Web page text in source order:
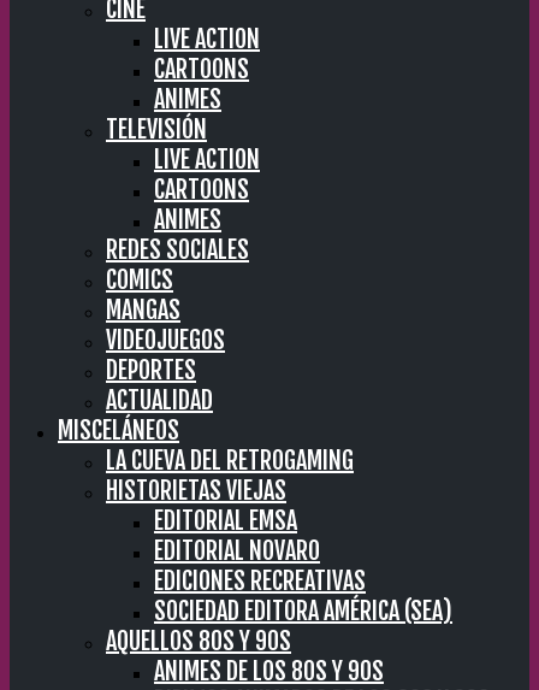
CINE
LIVE ACTION
CARTOONS
ANIMES
TELEVISIÓN
LIVE ACTION
CARTOONS
ANIMES
REDES SOCIALES
COMICS
MANGAS
VIDEOJUEGOS
DEPORTES
ACTUALIDAD
MISCELÁNEOS
LA CUEVA DEL RETROGAMING
HISTORIETAS VIEJAS
EDITORIAL EMSA
EDITORIAL NOVARO
EDICIONES RECREATIVAS
SOCIEDAD EDITORA AMÉRICA (SEA)
AQUELLOS 80S Y 90S
ANIMES DE LOS 80S Y 90S